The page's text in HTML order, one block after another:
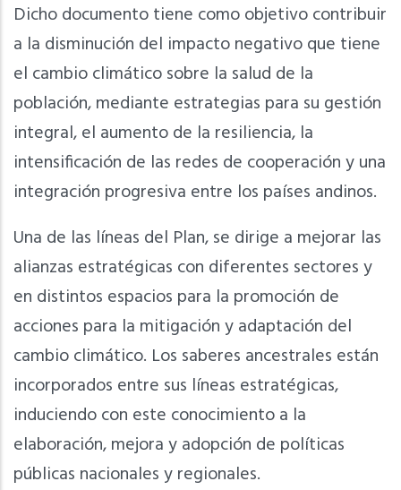
Dicho documento tiene como objetivo contribuir
a la disminución del impacto negativo que tiene
el cambio climático sobre la salud de la
población, mediante estrategias para su gestión
integral, el aumento de la resiliencia, la
intensificación de las redes de cooperación y una
integración progresiva entre los países andinos.
Una de las líneas del Plan, se dirige a mejorar las
alianzas estratégicas con diferentes sectores y
en distintos espacios para la promoción de
acciones para la mitigación y adaptación del
cambio climático. Los saberes ancestrales están
incorporados entre sus líneas estratégicas,
induciendo con este conocimiento a la
elaboración, mejora y adopción de políticas
públicas nacionales y regionales.